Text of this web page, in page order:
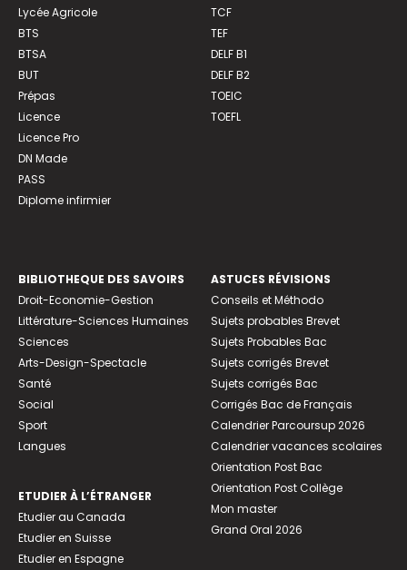
Lycée Agricole
BTS
BTSA
BUT
Prépas
Licence
Licence Pro
DN Made
PASS
Diplome infirmier
TCF
TEF
DELF B1
DELF B2
TOEIC
TOEFL
BIBLIOTHEQUE DES SAVOIRS
Droit-Economie-Gestion
Littérature-Sciences Humaines
Sciences
Arts-Design-Spectacle
Santé
Social
Sport
Langues
ETUDIER À L’ÉTRANGER
Etudier au Canada
Etudier en Suisse
Etudier en Espagne
ASTUCES RÉVISIONS
Conseils et Méthodo
Sujets probables Brevet
Sujets Probables Bac
Sujets corrigés Brevet
Sujets corrigés Bac
Corrigés Bac de Français
Calendrier Parcoursup 2026
Calendrier vacances scolaires
Orientation Post Bac
Orientation Post Collège
Mon master
Grand Oral 2026